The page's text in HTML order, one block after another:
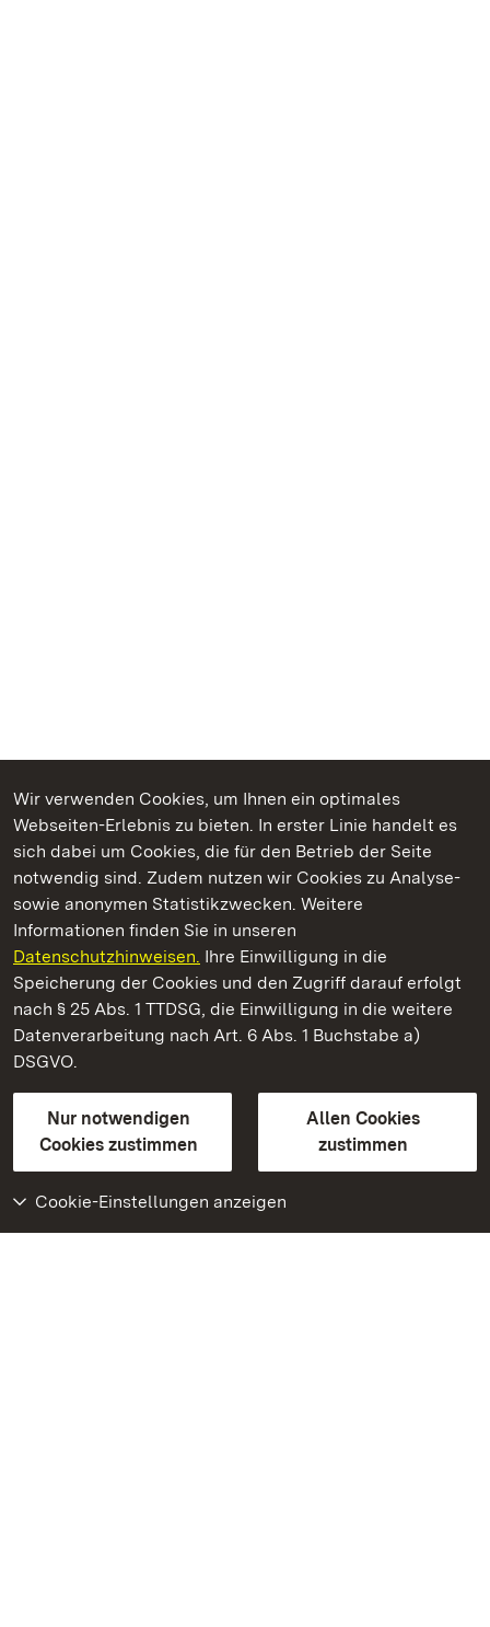
Wir verwenden Cookies, um Ihnen ein optimales
Webseiten-Erlebnis zu bieten. In erster Linie handelt es
sich dabei um Cookies, die für den Betrieb der Seite
notwendig sind. Zudem nutzen wir Cookies zu Analyse-
sowie anonymen Statistikzwecken. Weitere
Informationen finden Sie in unseren
Datenschutzhinweisen. Ihre Einwilligung in die
Speicherung der Cookies und den Zugriff darauf erfolgt
nach § 25 Abs. 1 TTDSG, die Einwilligung in die weitere
Datenverarbeitung nach Art. 6 Abs. 1 Buchstabe a)
DSGVO.
Nur notwendigen
Cookies zustimmen
Allen Cookies
zustimmen
Cookie-Einstellungen anzeigen
Kommen. Staunen. Genießen.
Staatliche Schlösser und Gärten Baden‑Württemberg
Staatliche Schlösser und Gärten Baden-Württemberg
Kontakt
GebärdenspracheLeichte Sprache
Erklärung zur Barrierefreiheit
BITV-konform (geprüfte Seiten)
Weiteres